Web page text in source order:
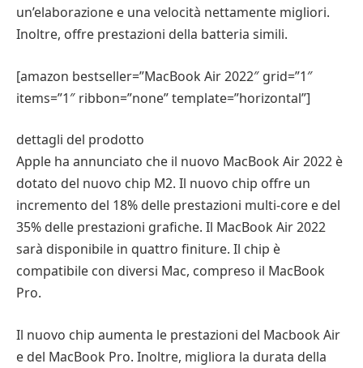
un’elaborazione e una velocità nettamente migliori.
Inoltre, offre prestazioni della batteria simili.
[amazon bestseller=”MacBook Air 2022″ grid=”1″
items=”1″ ribbon=”none” template=”horizontal”]
dettagli del prodotto
Apple ha annunciato che il nuovo MacBook Air 2022 è
dotato del nuovo chip M2. Il nuovo chip offre un
incremento del 18% delle prestazioni multi-core e del
35% delle prestazioni grafiche. Il MacBook Air 2022
sarà disponibile in quattro finiture. Il chip è
compatibile con diversi Mac, compreso il MacBook
Pro.
Il nuovo chip aumenta le prestazioni del Macbook Air
e del MacBook Pro. Inoltre, migliora la durata della